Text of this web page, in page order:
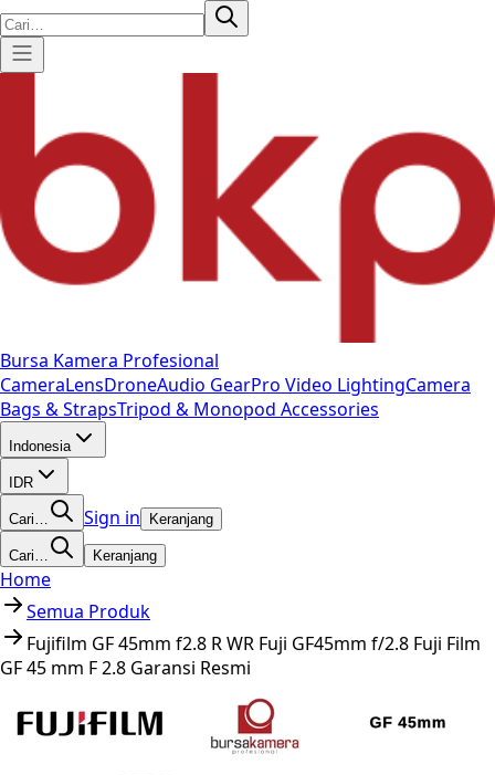
Bursa Kamera Profesional
CameraLensDroneAudio GearPro Video LightingCamera
Bags & StrapsTripod & Monopod Accessories
Indonesia
IDR
Cari… Sign in Keranjang
Cari… Keranjang
Home
Semua Produk
Fujifilm GF 45mm f2.8 R WR Fuji GF45mm f/2.8 Fuji Film
GF 45 mm F 2.8 Garansi Resmi